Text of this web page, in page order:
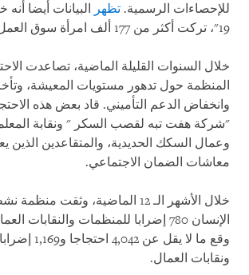
للإحصاءات الرسمية. تظهر
البيانات أيضا
19"، تركت أكثر من 177 ألف امرأة سوق العمل.
خلال السنوات القليلة الماضية، تصاعدت
المنظمة حول تدهور مستويات المعيشة،
وانخفاض الدعم التأميني. قاد بعض هذه
"شركة هفت تبه لقصب السكر " ونقابة
وعمال السكك الحديدية، والمتقاعدين الذين
معاشات الضمان الاجتماعي.
خلال الأشهر الـ 12 الماضية، وثقت
وقع ما لا يقل عن
ونقابات العمال.